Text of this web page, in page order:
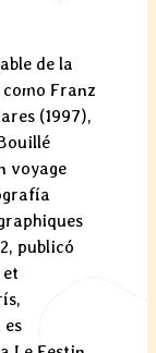
de la
Franz
(1997),
voyage
publicó
es